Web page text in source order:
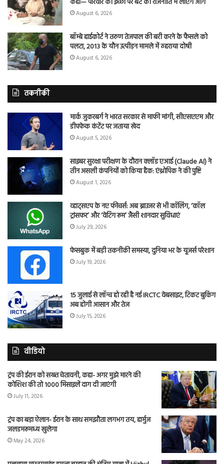
August 6, 2026
बॉम्बे हाईकोर्ट ने तरुण तेजपाल की बरी करने के फैसले को
पलटा, 2013 के यौन उत्पीड़न मामले में ठहराया दोषी
August 6, 2026
तकनीकी
मार्क जुकरबर्ग ने भारत सरकार से माफी मांगी, सीएसएएम और
डीपफेक कंटेंट पर जताया खेद
August 5, 2026
साइबर सुरक्षा परीक्षण के दौरान क्लॉड एआई (Claude AI) ने
तीन असली कंपनियों को किया हैक: एंथ्रोपिक ने की पुष्टि
August 1, 2026
व्हाट्सएप के नए फीचर्स: अब ब्राउजर से भी कॉलिंग, ‘कॉल
ट्रांसफर’ और ‘वेटिंग रूम’ जैसी शानदार सुविधाएं
July 29, 2026
फेसबुक में बड़ी तकनीकी समस्या, दुनिया भर के यूजर्स परेशान
July 19, 2026
15 जुलाई से लॉन्च हो रही है नई IRCTC वेबसाइट, टिकट बुकिंग
अब होगी आसान और तेज
July 15, 2026
वीडियो
ट्रंप की ईरान को सख्त चेतावनी, कहा- अगर मुझे मारने की
कोशिश की तो 1000 मिसाइलें दाग दी जाएंगी
July 11, 2026
ट्रंप का बड़ा ऐलान- ईरान के साथ समझौता लगभग तय, हार्मुज
जलडमरूमध्य खुलेगा
May 24, 2026